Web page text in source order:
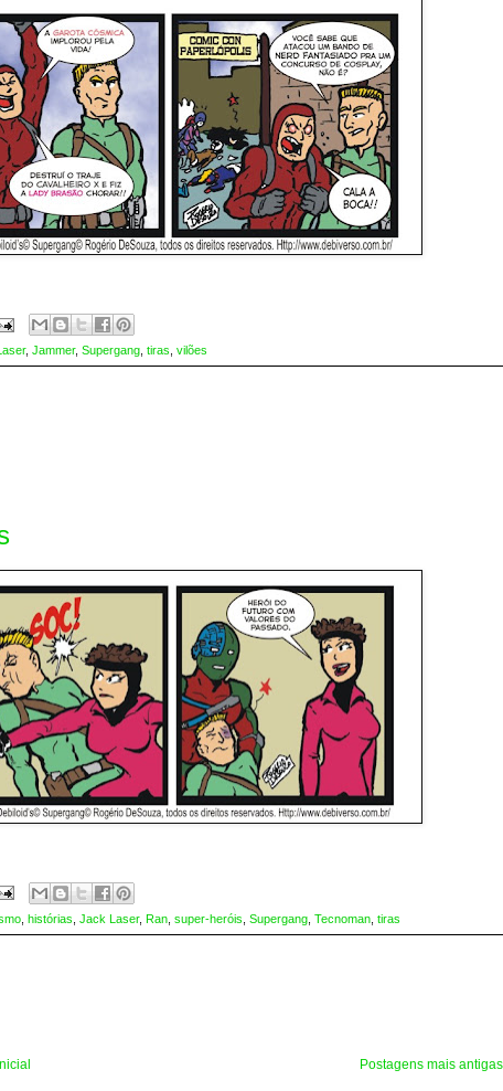
, Jammer, Supergang, tiras, vilões
histórias Jack Laser, Ran super-heróis Supergang Tecnoman tiras
Postagens mais antigas